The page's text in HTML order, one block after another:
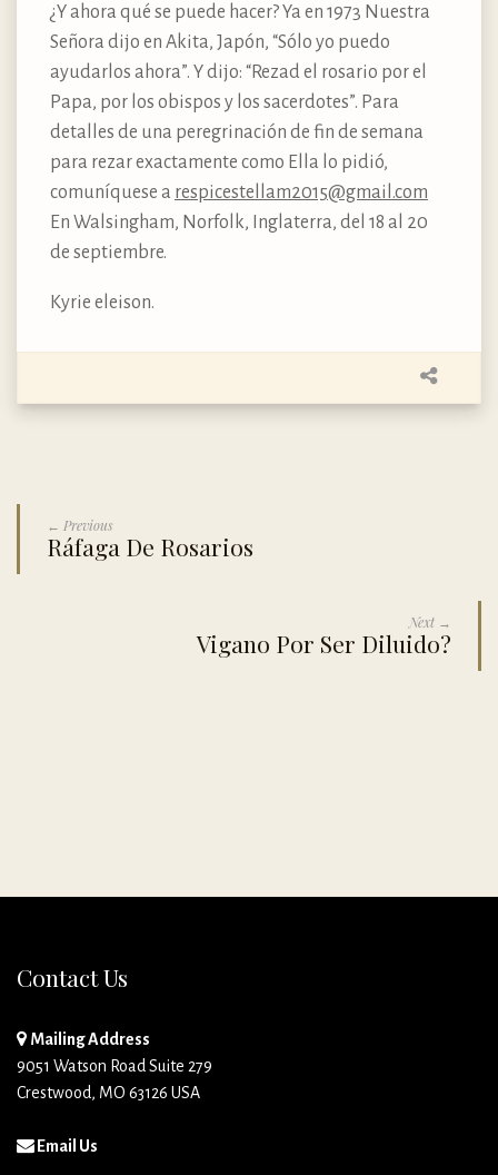
¿Y ahora qué se puede hacer? Ya en 1973 Nuestra
Señora dijo en Akita, Japón, “Sólo yo puedo
ayudarlos ahora”. Y dijo: “Rezad el rosario por el
Papa, por los obispos y los sacerdotes”. Para
detalles de una peregrinación de fin de semana
para rezar exactamente como Ella lo pidió,
comuníquese a respicestellam2015@gmail.com
En Walsingham, Norfolk, Inglaterra, del 18 al 20
de septiembre.
Kyrie eleison.
← Previous
Ráfaga De Rosarios
Next →
Vigano Por Ser Diluido?
Contact Us
Mailing Address
9051 Watson Road Suite 279
Crestwood, MO 63126 USA
Email Us